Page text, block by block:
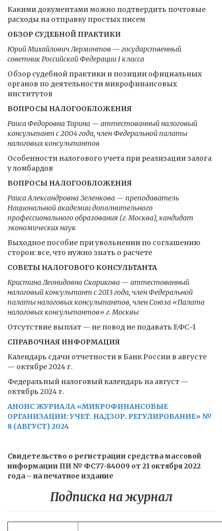
Какими документами можно подтвердить почтовые
расходы на отправку простых писем
ОБЗОР СУДЕБНОЙ ПРАКТИКИ
Юрий Михайлович Лермонтов — государственный
советник Российской Федерации I класса
Обзор судебной практики и позиции официальных
органов по деятельности микрофинансовых
институтов
ВОПРОСЫ НАЛОГООБЛОЖЕНИЯ
Раиса Федоровна Тарина — аттестованный налоговый
консультант с 2004 года, член Федеральной палаты
налоговых консультантов
Особенности налогового учета при реализации залога
у ломбардов
ВОПРОСЫ НАЛОГООБЛОЖЕНИЯ
Раиса Александровна Зеленкова — преподаватель
Национальной академии дополнительного
профессионального образования (г. Москва), кандидат
экономических наук
Выходное пособие при увольнении по соглашению
сторон: все, что нужно знать о расчете
СОВЕТЫ НАЛОГОВОГО КОНСУЛЬТАНТА
Кристина Леонидовна Скорикова — аттестованный
налоговый консультант с 2013 года, член Федеральной
палаты налоговых консультантов, член Союза «Палата
налоговых консультантов» г. Москвы
Отсутствие выплат — не повод не подавать ЕФС-1
СПРАВОЧНАЯ ИНФОРМАЦИЯ
Календарь сдачи отчетности в Банк России в августе
— октябре 2024 г.
Федеральный налоговый календарь на август —
октябрь 2024 г.
АНОНС ЖУРНАЛА «МИКРОФИНАНСОВЫЕ
ОРГАНИЗАЦИИ: УЧЕТ. НАДЗОР. РЕГУЛИРОВАНИЕ» №
8 (АВГУСТ) 2024
Свидетельство о регистрации средства массовой
информации ПИ № ФС77-84009 от 21 октября 2022
года – на печатное издание
Подписка на журнал